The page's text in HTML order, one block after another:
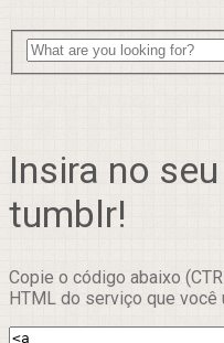
Insira no
tumblr!
Copie o código abaixo
HTML do serviço que você